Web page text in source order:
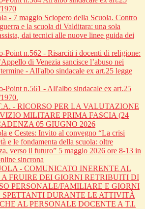
- 7 maggio Sciopero della Scuola. Contro
e la scuola di Valditara: una sola
dai tecnici alle nuove linee guida dei
Point n.562 - Risarciti i docenti di religione:
di Venezia sancisce l’abuso nei
- All'albo sindacale ex art.25 legge
Point n.561 - All'albo sindacale ex art.25
- RICORSO PER LA VALUTAZIONE
MILITARE PRIMA FASCIA (24
05 GIUGNO 2026
e Cestes: Invito al convegno “La crisi
e le fondamenta della scuola: oltre
verso il futuro” 5 maggio 2026 ore 8-13 in
sincrona
- COMUNICATO INERENTE AL
FRUIRE DEI GIORNI RETRIBUITI DI
PERSONALE/FAMILIARE E GIORNI
SPETTANTI DURANTE LE ATTIVITÀ
AL PERSONALE DOCENTE A T.I.